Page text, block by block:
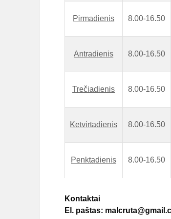
Pirmadienis 8.00-16.50
Antradienis 8.00-16.50
Trečiadienis 8.00-16.50
Ketvirtadienis 8.00-16.50
Penktadienis 8.00-16.50
Kontaktai
El. paštas: